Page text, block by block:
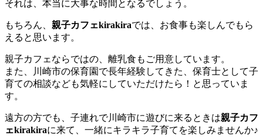
それは、本当に大事な時間となるでしょう。
もちろん、 親子カフェkirakiraでは、お食事も楽しんでもら
えると思います。
親子カフェならではの、離乳食もご用意しています。
また、川崎市の保育園で長年経験してきた、保育士として子
育ての相談なども気軽にしていただけたら！と思っていま
す。
遠方の方でも、子連れで川崎市に遊びに来るときは親子カフ
ェkirakiraに来て、一緒にキラキラ子育てを楽しみませんか♪